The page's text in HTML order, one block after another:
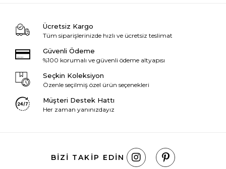
Ücretsiz Kargo
Tüm siparişlerinizde hızlı ve ücretsiz teslimat
Güvenli Ödeme
%100 korumalı ve güvenli ödeme altyapısı
Seçkin Koleksiyon
Özenle seçilmiş özel ürün seçenekleri
Müşteri Destek Hattı
Her zaman yanınızdayız
BIZI TAKIP EDIN